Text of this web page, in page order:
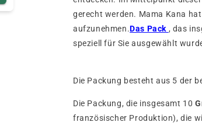
gerecht werden. Mama Kana
aufzunehmen.Das Pack , das
speziell für Sie ausgewählt
Die Packung besteht aus 5 der
Die Packung, die insgesamt 10
französischer Produktion), die